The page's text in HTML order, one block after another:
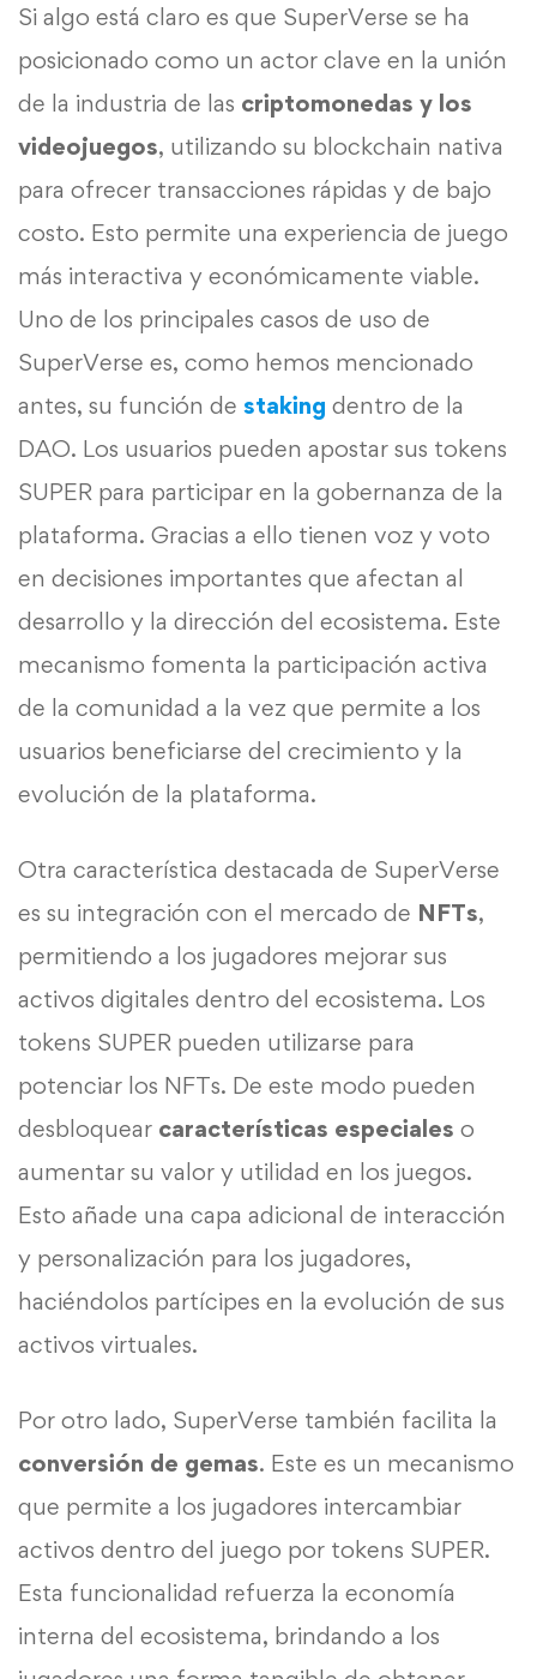
Si algo está claro es que SuperVerse se ha
posicionado como un actor clave en la unión
de la industria de las criptomonedas y los
videojuegos, utilizando su blockchain nativa
para ofrecer transacciones rápidas y de bajo
costo. Esto permite una experiencia de juego
más interactiva y económicamente viable.
Uno de los principales casos de uso de
SuperVerse es, como hemos mencionado
antes, su función de staking dentro de la
DAO. Los usuarios pueden apostar sus tokens
SUPER para participar en la gobernanza de la
plataforma. Gracias a ello tienen voz y voto
en decisiones importantes que afectan al
desarrollo y la dirección del ecosistema. Este
mecanismo fomenta la participación activa
de la comunidad a la vez que permite a los
usuarios beneficiarse del crecimiento y la
evolución de la plataforma.
Otra característica destacada de SuperVerse
es su integración con el mercado de NFTs,
permitiendo a los jugadores mejorar sus
activos digitales dentro del ecosistema. Los
tokens SUPER pueden utilizarse para
potenciar los NFTs. De este modo pueden
desbloquear características especiales o
aumentar su valor y utilidad en los juegos.
Esto añade una capa adicional de interacción
y personalización para los jugadores,
haciéndolos partícipes en la evolución de sus
activos virtuales.
Por otro lado, SuperVerse también facilita la
conversión de gemas. Este es un mecanismo
que permite a los jugadores intercambiar
activos dentro del juego por tokens SUPER.
Esta funcionalidad refuerza la economía
interna del ecosistema, brindando a los